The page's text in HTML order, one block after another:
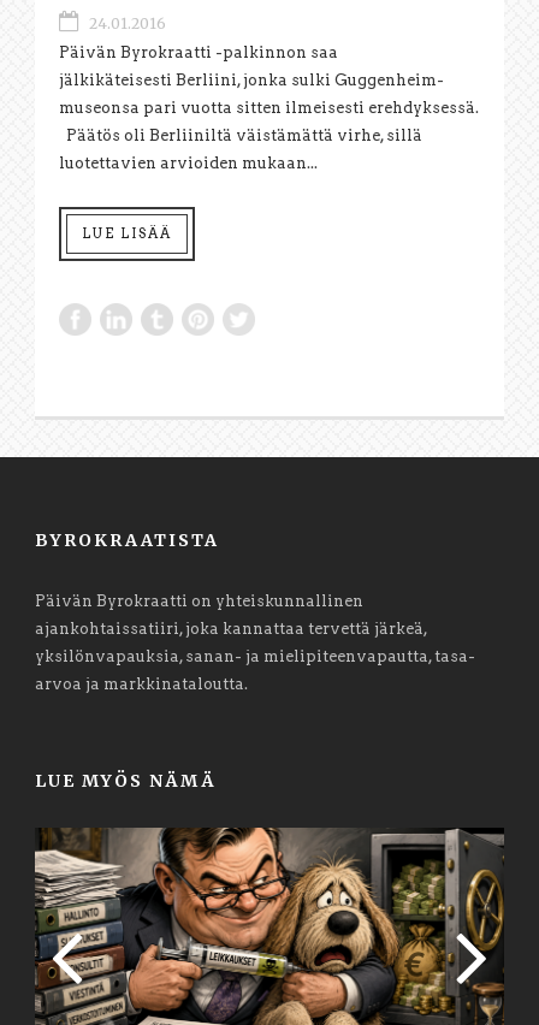
24.01.2016
Päivän Byrokraatti -palkinnon saa
jälkikäteisesti Berliini, jonka sulki Guggenheim-
museonsa pari vuotta sitten ilmeisesti erehdyksessä.
Päätös oli Berliiniltä väistämättä virhe, sillä
luotettavien arvioiden mukaan...
LUE LISÄÄ
BYROKRAATISTA
Päivän Byrokraatti on yhteiskunnallinen
ajankohtaissatiiri, joka kannattaa tervettä järkeä,
yksilönvapauksia, sanan- ja mielipiteenvapautta, tasa-
arvoa ja markkinataloutta.
LUE MYÖS NÄMÄ